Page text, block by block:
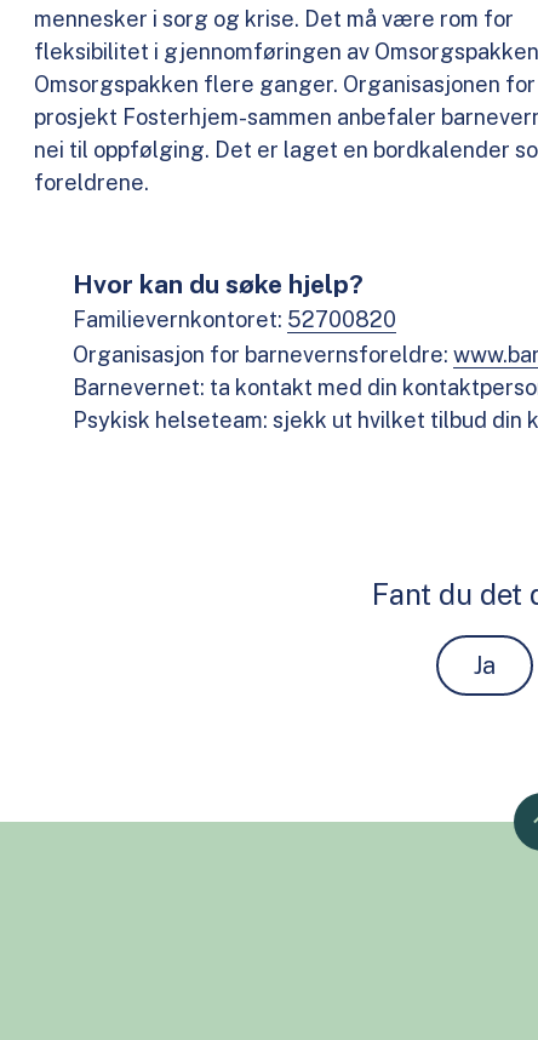
mennesker i sorg og krise. Det må være rom for
fleksibilitet i gjennomføringen av
Omsorgspakken flere ganger. Organisasjonen
prosjekt Fosterhjem-sammen anbefaler
nei til oppfølging. Det er laget en bordkalender
foreldrene.
Hvor kan du søke hjelp?
Familievernkontoret: 52700820
Organisasjon for barnevernsforeldre:
Barnevernet: ta kontakt med din
Psykisk helseteam: sjekk ut hvilket tilbud din
Fant du det
Ja